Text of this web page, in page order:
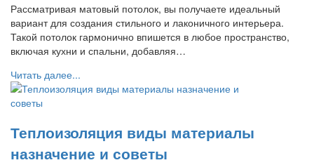
Рассматривая матовый потолок, вы получаете идеальный
вариант для создания стильного и лаконичного интерьера.
Такой потолок гармонично впишется в любое пространство,
включая кухни и спальни, добавляя…
Читать далее...
Теплоизоляция виды материалы
назначение и советы